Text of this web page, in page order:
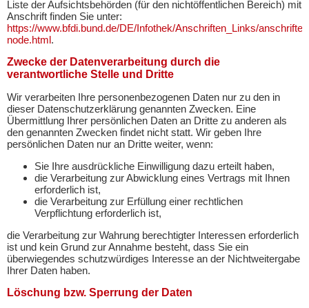
Liste der Aufsichtsbehörden (für den nichtöffentlichen Bereich) mit
Anschrift finden Sie unter:
https://www.bfdi.bund.de/DE/Infothek/Anschriften_Links/
node.html.
Zwecke der Datenverarbeitung durch die
verantwortliche Stelle und Dritte
Wir verarbeiten Ihre personenbezogenen Daten nur zu den in
dieser Datenschutzerklärung genannten Zwecken. Eine
Übermittlung Ihrer persönlichen Daten an Dritte zu anderen als
den genannten Zwecken findet nicht statt. Wir geben Ihre
persönlichen Daten nur an Dritte weiter, wenn:
Sie Ihre ausdrückliche Einwilligung dazu erteilt haben,
die Verarbeitung zur Abwicklung eines Vertrags mit Ihnen
erforderlich ist,
die Verarbeitung zur Erfüllung einer rechtlichen
Verpflichtung erforderlich ist,
die Verarbeitung zur Wahrung berechtigter Interessen erforderlich
ist und kein Grund zur Annahme besteht, dass Sie ein
überwiegendes schutzwürdiges Interesse an der Nichtweitergabe
Ihrer Daten haben.
Löschung bzw. Sperrung der Daten